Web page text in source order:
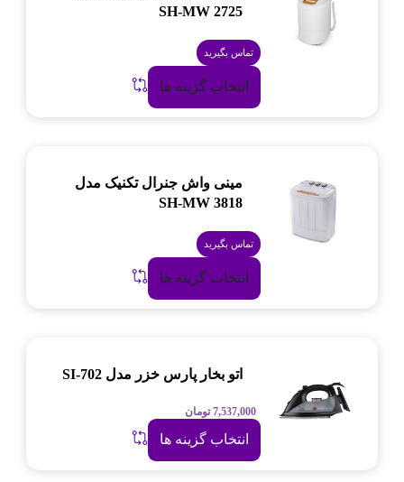
SH-MW 2725
تماس بگیرید
انتخاب گزینه ها
مینی واش جنرال تکنیک مدل
SH-MW 3818
تماس بگیرید
انتخاب گزینه ها
اتو بخار پارس خزر مدل SI-702
7,537,000 تومان
انتخاب گزینه ها